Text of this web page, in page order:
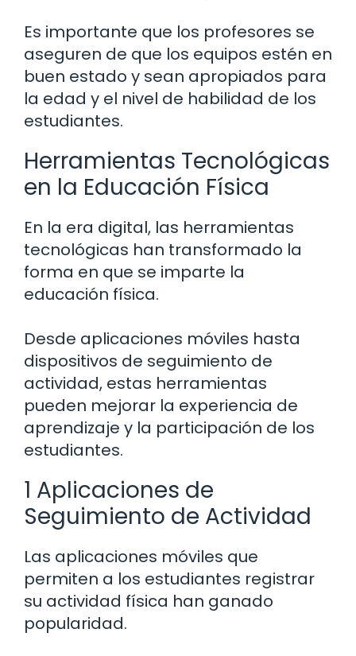
Es importante que los profesores se
aseguren de que los equipos estén en
buen estado y sean apropiados para
la edad y el nivel de habilidad de los
estudiantes.
Herramientas Tecnológicas
en la Educación Física
En la era digital, las herramientas
tecnológicas han transformado la
forma en que se imparte la
educación física.
Desde aplicaciones móviles hasta
dispositivos de seguimiento de
actividad, estas herramientas
pueden mejorar la experiencia de
aprendizaje y la participación de los
estudiantes.
1 Aplicaciones de
Seguimiento de Actividad
Las aplicaciones móviles que
permiten a los estudiantes registrar
su actividad física han ganado
popularidad.